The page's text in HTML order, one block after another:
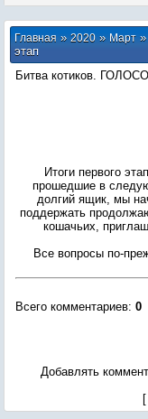
Главная»2020 » Март »
этап
Битва котиков.
Итоги первого
прошедшие в
долгий ящик, мы
поддержать
кошачьих,
Все вопросы по-
Всего комментариев: 0
Добавлять
[